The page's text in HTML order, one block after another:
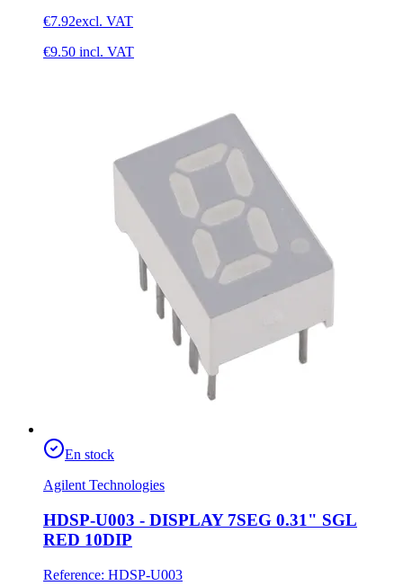
€7.92excl. VAT
€9.50 incl. VAT
En stock
Agilent Technologies
HDSP-U003 - DISPLAY 7SEG 0.31" SGL
RED 10DIP
Reference: HDSP-U003